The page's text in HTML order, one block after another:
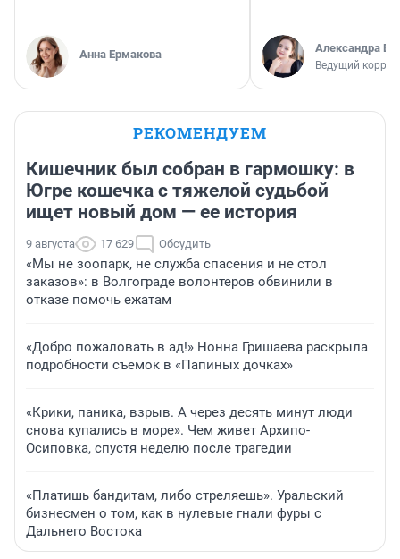
Анна Ермакова Александра
Ведущий
РЕКОМЕНДУЕМ
Кишечник был собран в гармошку: в
Югре кошечка с тяжелой судьбой
ищет новый дом — ее история
9 августа 17 629 Обсудить
«Мы не зоопарк, не служба спасения и не стол
заказов»: в Волгограде волонтеров обвинили в
отказе помочь ежатам
«Добро пожаловать в ад!» Нонна Гришаева раскрыла
подробности съемок в «Папиных дочках»
«Крики, паника, взрыв. А через десять минут люди
снова купались в море». Чем живет Архипо-
Осиповка, спустя неделю после трагедии
«Платишь бандитам, либо стреляешь». Уральский
бизнесмен о том, как в нулевые гнали фуры с
Дальнего Востока